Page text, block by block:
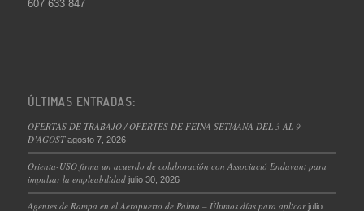
607 633 847
ÚLTIMAS ENTRADAS:
OFERTAS DE TRABAJO / OFERTES DE FEINA SETMANA DEL 3 AL 9
D’AGOST agosto 7, 2026
Orienta-USO firma un acuerdo de colaboración con Associació Endavant para
impulsar la empleabilidad julio 30, 2026
Agentes de Rampa en el Aeropuerto de Palma – Últimos días para aplicar julio